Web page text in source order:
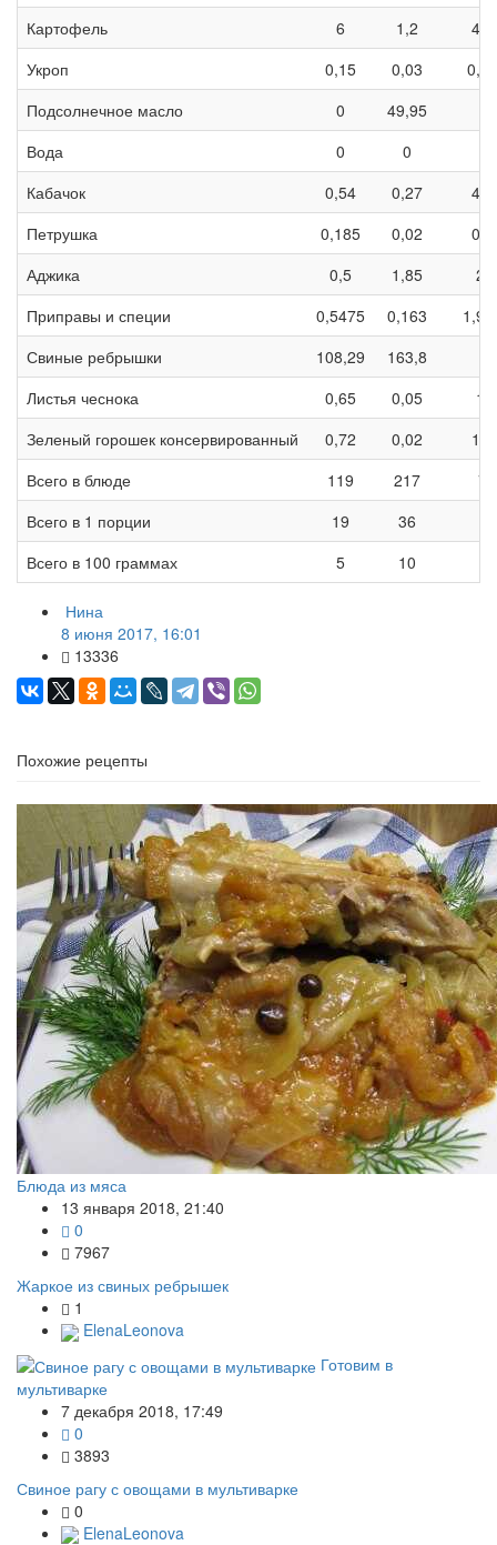
Картофель
6 1,2
Укроп
0,15 0,03
Подсолнечное масло
0 49,95
Вода
0 0
Кабачок
0,54 0,27
Петрушка
0,185 0,02
Аджика
0,5 1,85
2,9
Приправы и специи
0,5475 0,163
Свиные ребрышки
108,29 163,8
Листья чеснока
0,65 0,05
1,7
Зеленый горошек консервированный
0,72 0,02
Всего в блюде
119 217
77
Всего в 1 порции
19 36
Всего в 100 граммах
5 10
Нина
8 июня 2017, 16:01
13336
Похожие рецепты
Блюда из мяса
13 января 2018, 21:40
0
7967
Жаркое из свиных ребрышек
1
ElenaLeonova
Готовим в
мультиварке
7 декабря 2018, 17:49
0
3893
Свиное рагу с овощами в мультиварке
0
ElenaLeonova